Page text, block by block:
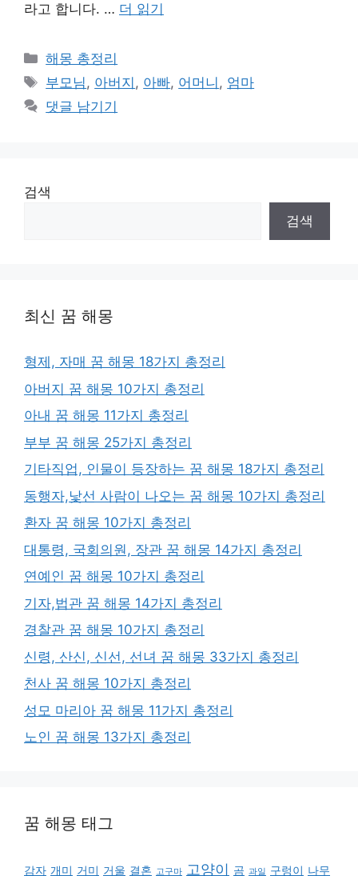
라고 합니다. … 더 읽기
카
테
리
해몽 총정리
태
그
부모님, 아버지 , 아빠, 어머니 , 엄마
댓글 남기기
검색
검색
최신 꿈 해몽
형제, 자매 꿈 해몽 18가지 총정리
아버지 꿈 해몽 10가지 총정리
아내 꿈 해몽 11가지 총정리
부부 꿈 해몽 25가지 총정리
기타직업, 인물이 등장하는 꿈 해몽 18가지 총정리
동행자,낯선 사람이 나오는 꿈 해몽 10가지 총정리
환자 꿈 해몽 10가지 총정리
대통령, 국회의원, 장관 꿈 해몽 14가지 총정리
연예인 꿈 해몽 10가지 총정리
기자,법관 꿈 해몽 14가지 총정리
경찰관 꿈 해몽 10가지 총정리
신령, 산신, 신선, 선녀 꿈 해몽 33가지 총정리
천사 꿈 해몽 10가지 총정리
성모 마리아 꿈 해몽 11가지 총정리
노인 꿈 해몽 13가지 총정리
꿈 해몽 태그
감자 개미 거미 거울 결혼 고구마 고양이 곰 과일 구렁이 나무